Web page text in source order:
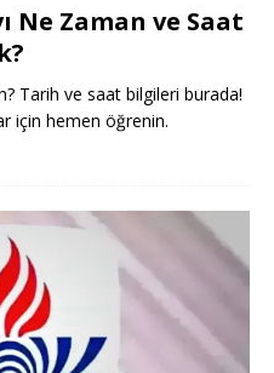
Ne Zaman ve Saat
Tarih ve saat bilgileri burada!
için hemen öğrenin.